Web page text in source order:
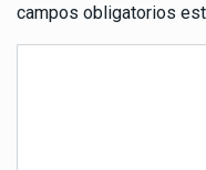
campos obligatorios